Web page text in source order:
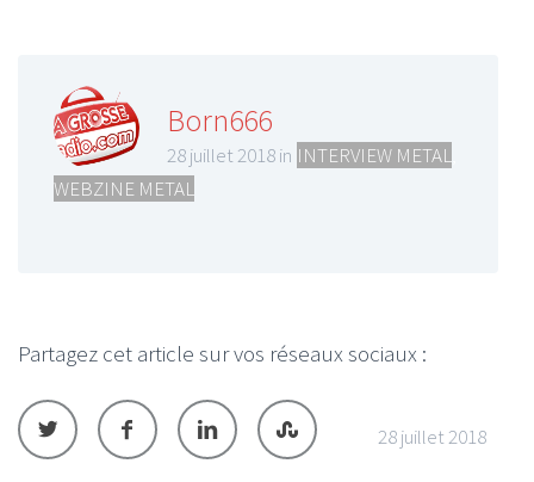
Born666
28 juillet 2018 in INTERVIEW METAL
WEBZINE METAL
Partagez cet article sur vos réseaux sociaux :
28 juillet 2018